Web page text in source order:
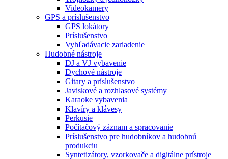
Videokamery
GPS a príslušenstvo
GPS lokátory
Príslušenstvo
Vyhľadávacie zariadenie
Hudobné nástroje
DJ a VJ vybavenie
Dychové nástroje
Gitary a príslušenstvo
Javiskové a rozhlasové systémy
Karaoke vybavenia
Klavíry a klávesy
Perkusie
Počítačový záznam a spracovanie
Príslušenstvo pre hudobníkov a hudobnú
produkciu
Syntetizátory, vzorkovače a digitálne prístroje